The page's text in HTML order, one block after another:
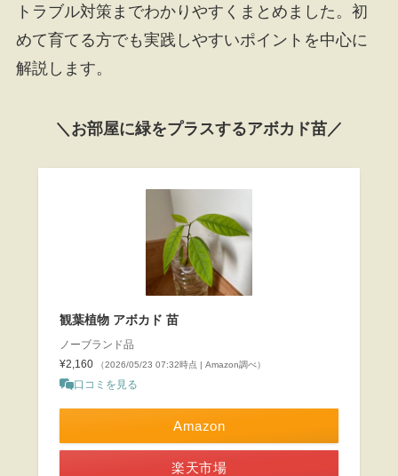
トラブル対策までわかりやすくまとめました。初
めて育てる方でも実践しやすいポイントを中心に
解説します。
＼お部屋に緑をプラスするアボカド苗／
観葉植物 アボカド 苗
ノーブランド品
¥2,160
（2026/05/23 07:32時点 | Amazon調べ）
口コミを見る
Amazon
楽天市場